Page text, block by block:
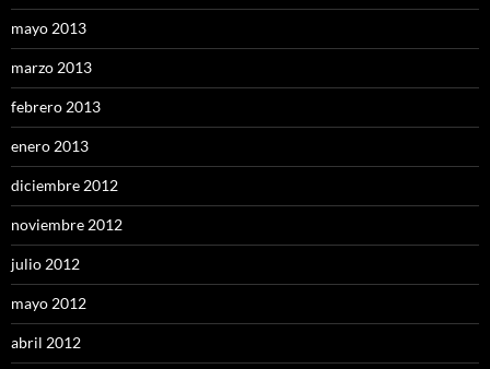
mayo 2013
marzo 2013
febrero 2013
enero 2013
diciembre 2012
noviembre 2012
julio 2012
mayo 2012
abril 2012